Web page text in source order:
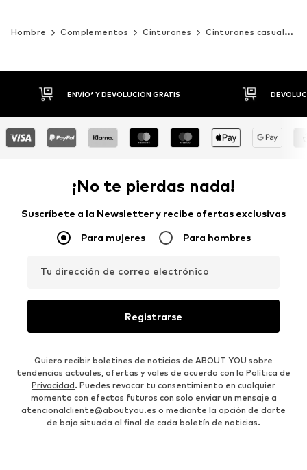
Hombre Complementos Cinturones Cinturones casual
DEVOLUCIONES HASTA 30 DÍAS
¡No te pierdas nada!
Suscríbete a la Newsletter y recibe ofertas exclusivas
Para mujeres Para hombres
Tu dirección de correo electrónico
Registrarse
Quiero recibir boletines de noticias de ABOUT YOU sobre
tendencias actuales, ofertas y vales de acuerdo con la Política de
Privacidad. Puedes revocar tu consentimiento en cualquier
momento con efectos futuros con solo enviar un mensaje a
atencionalcliente@aboutyou.es o mediante la opción de darte
de baja situada al final de cada boletín de noticias.